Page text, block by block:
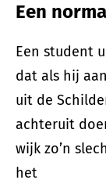
Een
Een student
dat als hij
uit de
achteruit
wijk zo’n
het